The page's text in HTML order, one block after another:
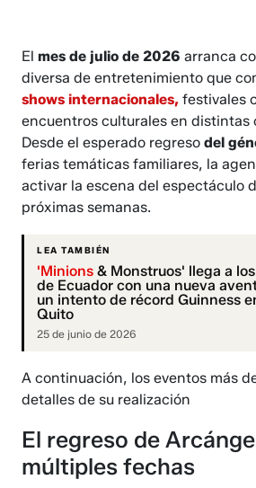
Elmes de julio de 2026 arranca
diversa de entretenimiento que
shows internacionales, festivales
encuentros culturales en distintas
Desde el esperado regresodel
ferias temáticas familiares, la
activar la escena del espectáculo
próximas semanas.
LEA TAMBIÉN
'Minions & Monstruos' llega a
de Ecuador con una nueva
un intento de récord Guinness
Quito
25 de junio de 2026
A continuación, los eventos más
detalles de su realización
El regreso de
múltiples fechas